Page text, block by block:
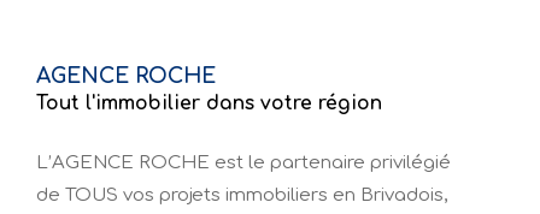
AGENCE ROCHE
Tout l'immobilier dans votre région
L’AGENCE ROCHE est le partenaire privilégié
de TOUS vos projets immobiliers en Brivadois,